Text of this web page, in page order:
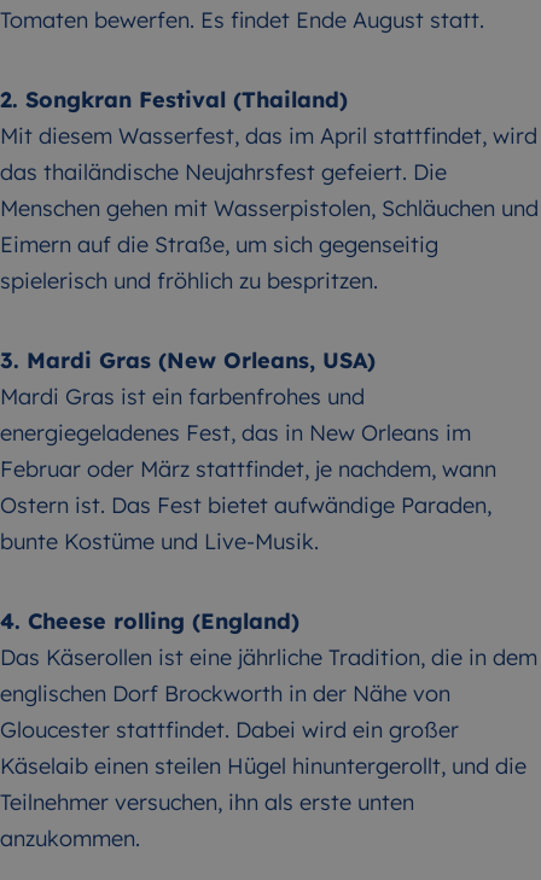
Tomaten bewerfen. Es findet Ende August statt.
2. Songkran Festival (Thailand)
Mit diesem Wasserfest, das im April stattfindet, wird
das thailändische Neujahrsfest gefeiert. Die
Menschen gehen mit Wasserpistolen, Schläuchen und
Eimern auf die Straße, um sich gegenseitig
spielerisch und fröhlich zu bespritzen.
3. Mardi Gras (New Orleans, USA)
Mardi Gras ist ein farbenfrohes und
energiegeladenes Fest, das in New Orleans im
Februar oder März stattfindet, je nachdem, wann
Ostern ist. Das Fest bietet aufwändige Paraden,
bunte Kostüme und Live-Musik.
4. Cheese rolling (England)
Das Käserollen ist eine jährliche Tradition, die in dem
englischen Dorf Brockworth in der Nähe von
Gloucester stattfindet. Dabei wird ein großer
Käselaib einen steilen Hügel hinuntergerollt, und die
Teilnehmer versuchen, ihn als erste unten
anzukommen.